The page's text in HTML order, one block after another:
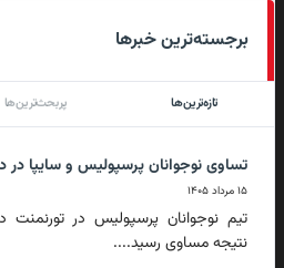
برجسته‌ترین خبرها
تازه‌ترین‌ها پربحث‌ترین‌ها
تساوی نوجوانان پرسپولیس و سایپا در
۱۵ مرداد ۱۴۰۵
تیم نوجوانان پرسپولیس در تورنمنت
نتیجه مساوی رسید....